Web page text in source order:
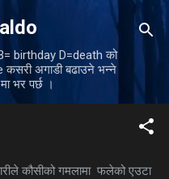
birthday D=death को
अगाडी बढाउने भन्ने
भर पर्छ ।
कौसीको गमलामा फलेको एउटा